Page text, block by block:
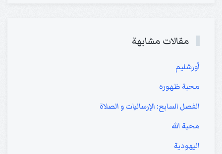
مقالات مشابهة
أورشليم
محبة ظهوره
الفصل السابع: الإرساليات و الصلاة
محبة الله
اليهودية